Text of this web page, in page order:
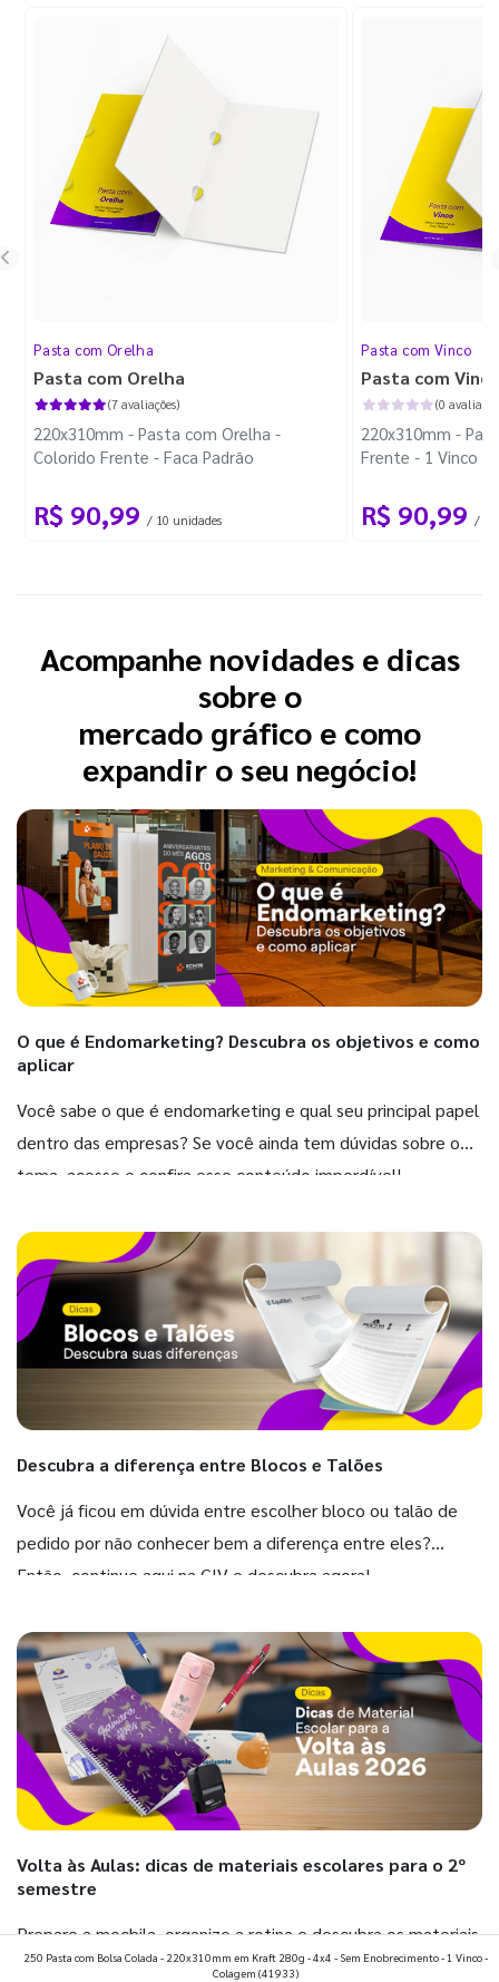
Pasta com Orelha
Pasta com Orelha
(7 avaliações)
220x310mm - Pasta com Orelha -
Colorido Frente - Faca Padrão
R$ 90,99 / 10 unidades
Pasta com Vinco
Pasta com Vinco
(0
220x310mm -
Frente - 1 Vinco
R$ 90,99 / 10
Acompanhe novidades e dicas
sobre o
mercado gráfico e como
expandir o seu negócio!
O que é Endomarketing? Descubra os objetivos e como
aplicar
Você sabe o que é endomarketing e qual seu principal papel
dentro das empresas? Se você ainda tem dúvidas sobre o
tema, acesse e confira esse conteúdo imperdível!
Descubra a diferença entre Blocos e Talões
Você já ficou em dúvida entre escolher bloco ou talão de
pedido por não conhecer bem a diferença entre eles?
Então, continue aqui na GIV e descubra agora!
Volta às Aulas: dicas de materiais escolares para o 2º
semestre
Prepare a mochila, organize a rotina e descubra os materiais
que fazem toda diferença para começar o segundo
250 Pasta com Bolsa Colada - 220x310mm em Kraft 280g - 4x4 - Sem Enobrecimento - 1 Vinco -
Colagem (41933)